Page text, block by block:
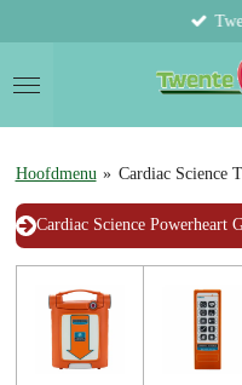
direct
naar
de
hoofdinhoud
Hoofdmenu » Cardiac Science
Cardiac Science Powerheart